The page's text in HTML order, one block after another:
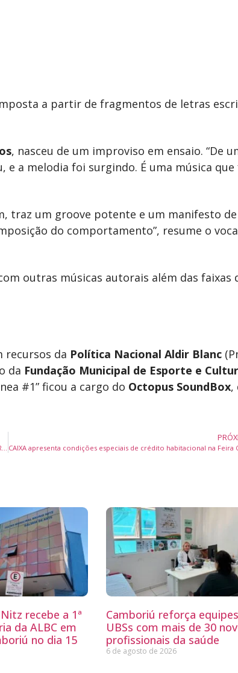
a partir de fragmentos de letras
, nasceu de um improviso em ensaio. “De
a melodia foi surgindo. É uma música que
traz um groove potente e um manifesto de
do comportamento”, resume o
outras músicas autorais além das faixas
recursos da Política Nacional Aldir Blanc
da Fundação Municipal de Esporte e
#1” ficou a cargo do Octopus SoundBox,
Itajaí recebe “Veteranos do Skate” com competições, cultura urbana e R$ 10 mil em premiação
recebe a 1ª
da ALBC em
no dia 15
Camboriú reforça
UBSs com mais de 30
profissionais da saúde
6 de agosto de 2026